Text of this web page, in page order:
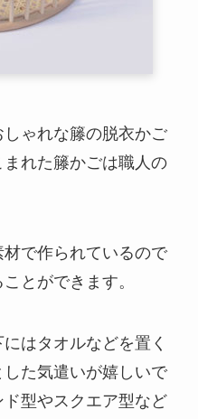
ゃれな籐の脱衣かご
れた籐かごは職人の
で作られているので
とができます。
はタオルなどを置く
た気遣いが嬉しいで
型やスクエア型など